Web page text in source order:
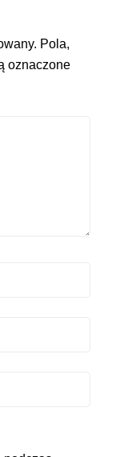
Pola,
oznaczone